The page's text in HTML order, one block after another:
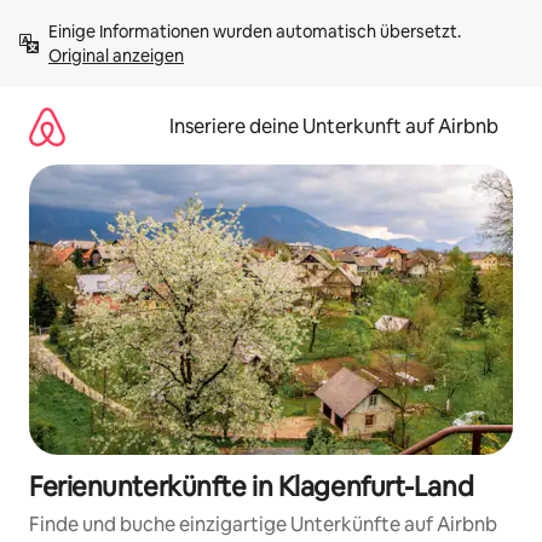
Inhalten
springenOriginal anzeigen
Inseriere deine Unterkunft auf Airbnb
Ferienunterkünfte in Klagenfurt-Land
Finde und buche einzigartige Unterkünfte auf Airbnb